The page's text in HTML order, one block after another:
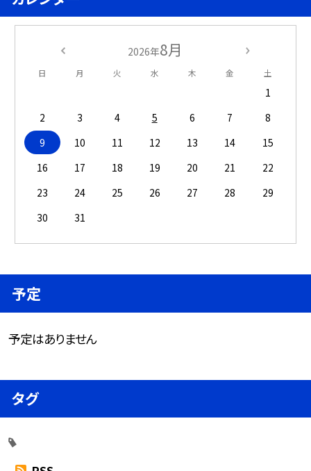
2026年8月
日 月 火 水 木 金 土
1
2
3 4 5 6 7
8
9
10 11 12 13 14
15
16
17 18 19 20 21
22
23
24 25 26 27 28
29
30
31
予定
予定はありません
タグ